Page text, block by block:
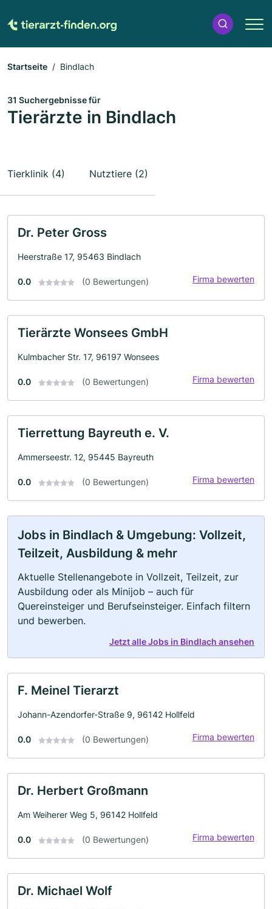
Startseite Bindlach
31 Suchergebnisse für
Tierärzte in Bindlach
Tierklinik (4) Nutztiere (2)
Dr. Peter Gross
Heerstraße 17, 95463 Bindlach
0.0 (0 Bewertungen) Firma bewerten
Tierärzte Wonsees GmbH
Kulmbacher Str. 17, 96197 Wonsees
0.0 (0 Bewertungen) Firma bewerten
Tierrettung Bayreuth e. V.
Ammerseestr. 12, 95445 Bayreuth
0.0 (0 Bewertungen) Firma bewerten
Jobs in Bindlach & Umgebung: Vollzeit,
Teilzeit, Ausbildung & mehr
Aktuelle Stellenangebote in Vollzeit, Teilzeit, zur
Ausbildung oder als Minijob – auch für
Quereinsteiger und Berufseinsteiger. Einfach filtern
und bewerben.
Jetzt alle Jobs in Bindlach ansehen
F. Meinel Tierarzt
Johann-Azendorfer-Straße 9, 96142 Hollfeld
0.0 (0 Bewertungen) Firma bewerten
Dr. Herbert Großmann
Am Weiherer Weg 5, 96142 Hollfeld
0.0 (0 Bewertungen) Firma bewerten
Dr. Michael Wolf